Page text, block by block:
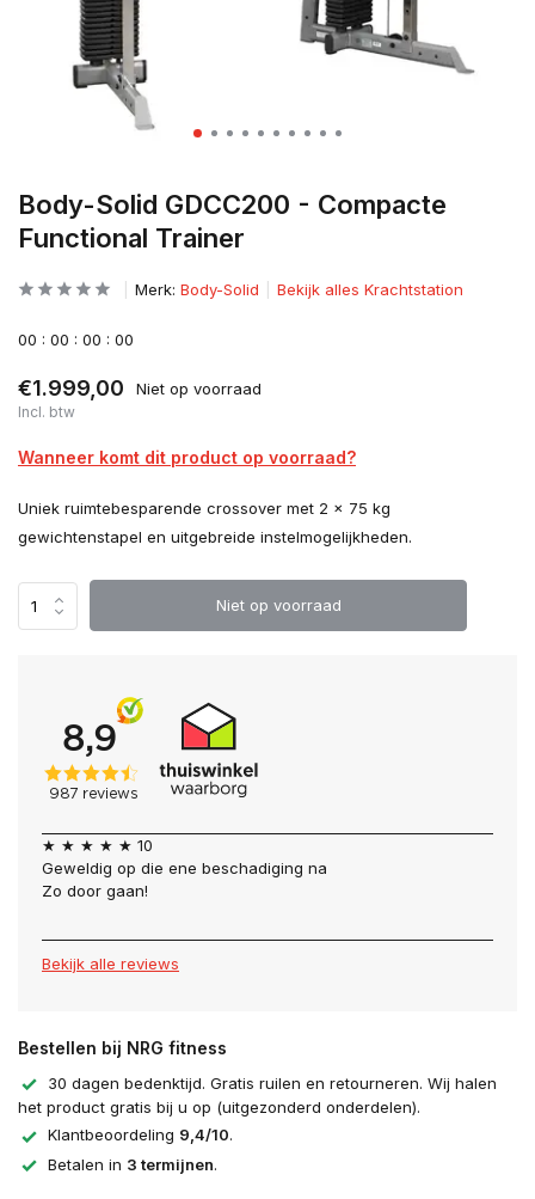
Body-Solid GDCC200 - Compacte
Functional Trainer
Merk: Body-Solid Bekijk alles Krachtstation
00 : 00 : 00 : 00
€1.999,00 Niet op voorraad
Incl. btw
Wanneer komt dit product op voorraad?
Uniek ruimtebesparende crossover met 2 x 75 kg
gewichtenstapel en uitgebreide instelmogelijkheden.
Niet op voorraad
★ ★ ★ ★ ★ 10
Geweldig op die ene beschadiging na
Zo door gaan!
Bekijk alle reviews
Bestellen bij NRG fitness
30 dagen bedenktijd. Gratis ruilen en retourneren. Wij halen
het product gratis bij u op (uitgezonderd onderdelen).
Klantbeoordeling 9,4/10.
Betalen in 3 termijnen.